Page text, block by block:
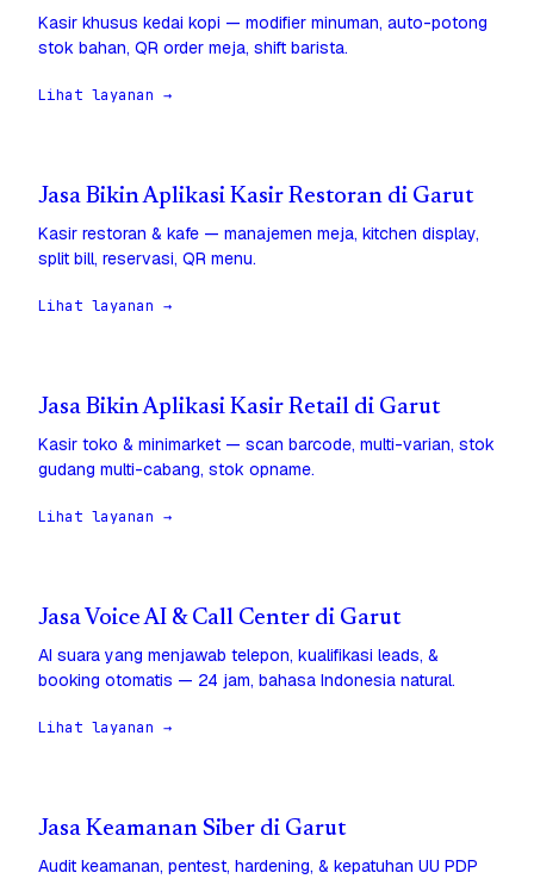
Kasir khusus kedai kopi — modifier minuman, auto-potong
stok bahan, QR order meja, shift barista.
Lihat layanan →
Jasa Bikin Aplikasi Kasir Restoran di Garut
Kasir restoran & kafe — manajemen meja, kitchen display,
split bill, reservasi, QR menu.
Lihat layanan →
Jasa Bikin Aplikasi Kasir Retail di Garut
Kasir toko & minimarket — scan barcode, multi-varian, stok
gudang multi-cabang, stok opname.
Lihat layanan →
Jasa Voice AI & Call Center di Garut
AI suara yang menjawab telepon, kualifikasi leads, &
booking otomatis — 24 jam, bahasa Indonesia natural.
Lihat layanan →
Jasa Keamanan Siber di Garut
Audit keamanan, pentest, hardening, & kepatuhan UU PDP